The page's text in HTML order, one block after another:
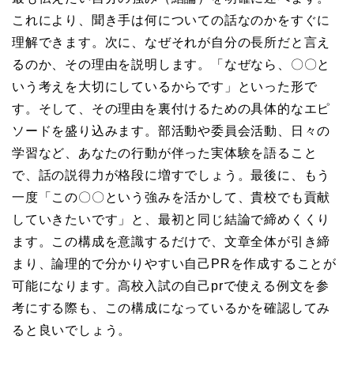
これにより、聞き手は何についての話なのかをすぐに
理解できます。次に、なぜそれが自分の長所だと言え
るのか、その理由を説明します。「なぜなら、〇〇と
いう考えを大切にしているからです」といった形で
す。そして、その理由を裏付けるための具体的なエピ
ソードを盛り込みます。部活動や委員会活動、日々の
学習など、あなたの行動が伴った実体験を語ること
で、話の説得力が格段に増すでしょう。最後に、もう
一度「この〇〇という強みを活かして、貴校でも貢献
していきたいです」と、最初と同じ結論で締めくくり
ます。この構成を意識するだけで、文章全体が引き締
まり、論理的で分かりやすい自己PRを作成することが
可能になります。高校入試の自己prで使える例文を参
考にする際も、この構成になっているかを確認してみ
ると良いでしょう。